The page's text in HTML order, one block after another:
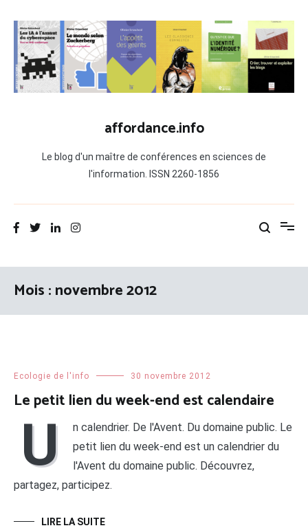
contenu
affordance.info
Le blog d'un maître de conférences en sciences de
l'information. ISSN 2260-1856
Mois :novembre 2012
Ecologie de l'info 30 novembre 2012
Le petit lien du week-end est calendaire
U
n calendrier. De l'Avent. Du domaine public. Le
petit lien du week-end est un calendrier du
l'Avent du domaine public. Découvrez,
partagez, participez.
LIRE LA SUITE